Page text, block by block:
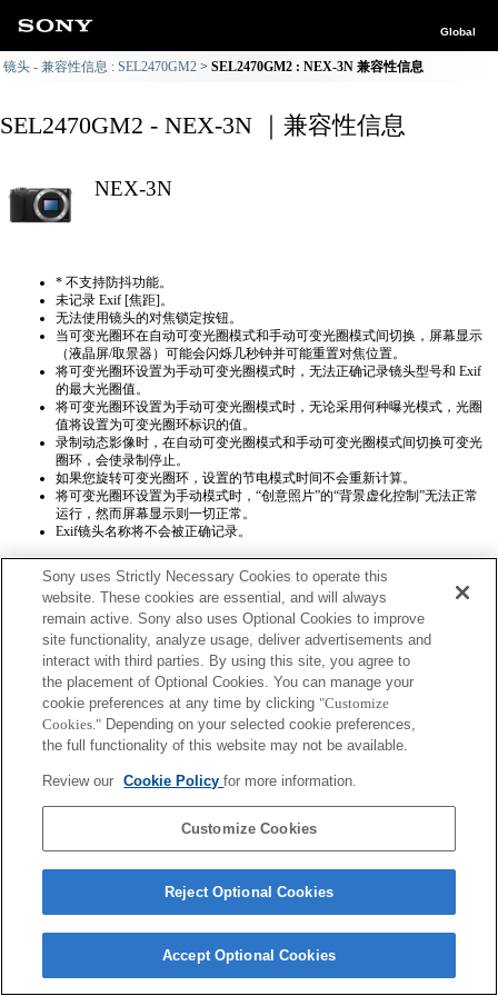
Global
镜头 - 兼容性信息 : SEL2470GM2 SEL2470GM2 : NEX-3N 兼容性信息
SEL2470GM2 - NEX-3N ｜兼容性信息
NEX-3N
* 不支持防抖功能。
未记录 Exif [焦距]。
无法使用镜头的对焦锁定按钮。
当可变光圈环在自动可变光圈模式和手动可变光圈模式间切换，屏幕显示
（液晶屏/取景器）可能会闪烁几秒钟并可能重置对焦位置。
将可变光圈环设置为手动可变光圈模式时，无法正确​​记录镜头型号和 Exif
的最大光圈值。
将可变光圈环设置为手动可变光圈模式时，无论采用何种曝光模式，光圈
值将设置为可变光圈环标识的值。
录制动态影像时，在自动可变光圈模式和手动可变光圈模式间切换可变光
圈环，会使录制停止。
如果您旋转可变光圈环，设置的节电模式时间不会重新计算。
将可变光圈环设置为手动模式时，“创意照片”的“背景虚化控制”无法正常
运行，然而屏幕显示则一切正常。
Exif镜头名称将不会被正确记录。
Terms of Use Contact Us
Copyright 2026 Sony Corporation
Sony uses Strictly Necessary Cookies to operate this
website. These cookies are essential, and will always
remain active. Sony also uses Optional Cookies to improve
site functionality, analyze usage, deliver advertisements and
interact with third parties. By using this site, you agree to
the placement of Optional Cookies. You can manage your
cookie preferences at any time by clicking "Customize
Cookies." Depending on your selected cookie preferences,
the full functionality of this website may not be available.
Review our Cookie Policyfor more information.
Customize Cookies
Reject Optional Cookies
Accept Optional Cookies